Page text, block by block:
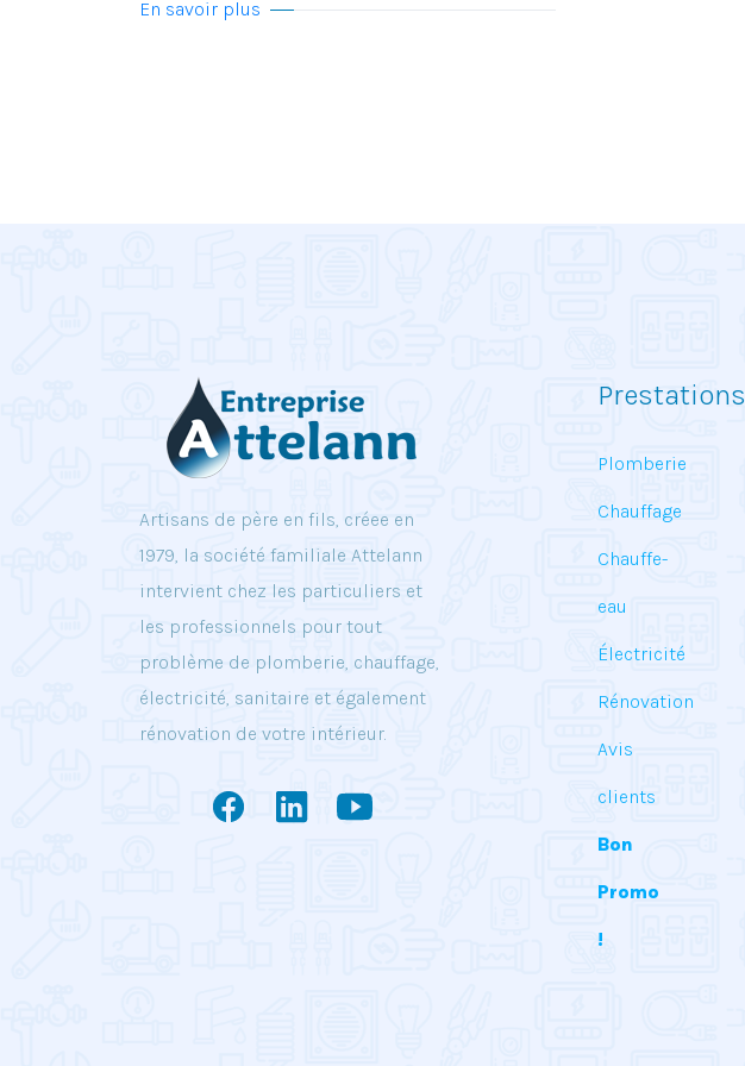
En savoir plus
Artisans de père en fils, créee en
1979, la société familiale Attelann
intervient chez les particuliers et
les professionnels pour tout
problème de plomberie, chauffage,
électricité, sanitaire et également
rénovation de votre intérieur.
Prestations
Plomberie
Chauffage
Chauffe-
eau
Électricité
Rénovation
Avis
clients
Bon
Promo
!